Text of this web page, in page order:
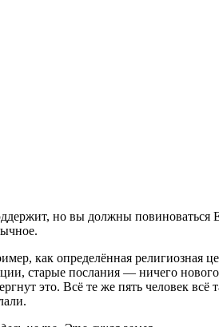
но вы должны
как определённая
старые послания — ничего
это. Всё те же пять человек